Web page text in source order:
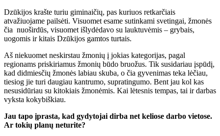
Dzūkijos krašte turiu giminaičių, pas kuriuos retkarčiais
atvažiuojame pailsėti. Visuomet esame sutinkami svetingai, žmonės
čia nuoširdūs, visuomet išlydėdavo su lauktuvėmis – grybais,
uogomis ir kitais Dzūkijos gamtos turtais.
Aš niekuomet neskirstau žmonių į jokias kategorijas, pagal
regionams priskiriamus žmonių būdo bruožus. Tik susidariau įspūdį,
kad didmiesčių žmonės labiau skuba, o čia gyvenimas teka lėčiau,
tiesiog jie turi daugiau kantrumo, supratingumo. Bent jau kol kas
nesusidūriau su kitokiais žmonėmis. Kai lėtesnis tempas, tai ir darbas
vyksta kokybiškiau.
Jau tapo įprasta, kad gydytojai dirba net keliose darbo vietose.
Ar tokių planų neturite?